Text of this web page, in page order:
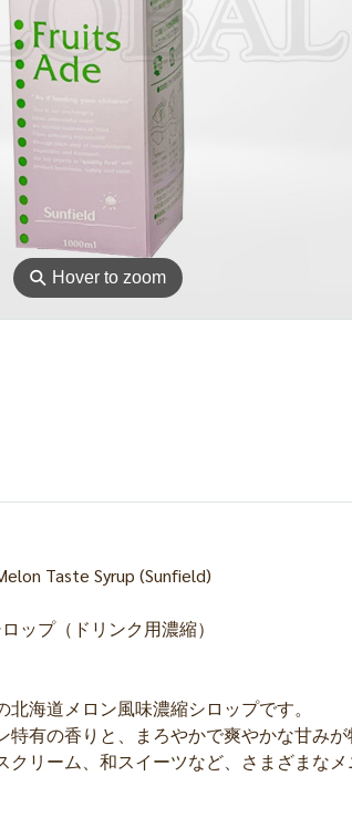
⚲ Hover to zoom
Taste Syrup (Sunfield)
ップ（ドリンク用濃縮）
海道メロン風味濃縮シロップです。
有の香りと、まろやかで爽やかな甘みが
クリーム、和スイーツなど、さまざまな